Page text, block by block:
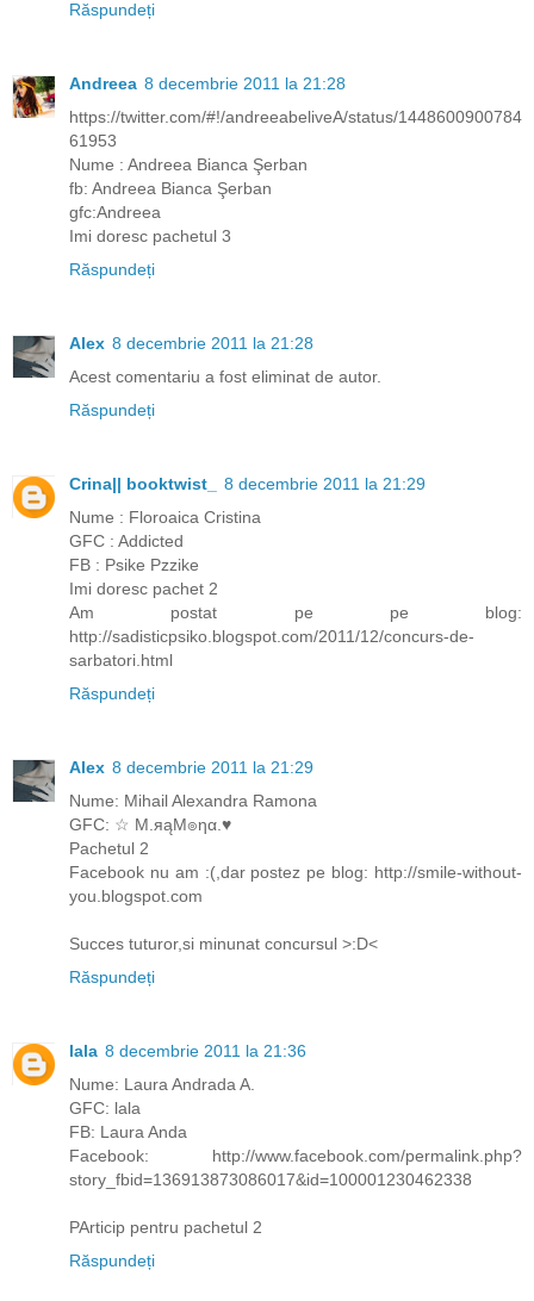
Răspundeți
Andreea 8 decembrie 2011 la 21:28
https://twitter.com/#!/andreeabeliveA/status/1448600900784
61953
Nume : Andreea Bianca Şerban
fb: Andreea Bianca Şerban
gfc:Andreea
Imi doresc pachetul 3
Răspundeți
Alex 8 decembrie 2011 la 21:28
Acest comentariu a fost eliminat de autor.
Răspundeți
Crina|| booktwist_
8 decembrie 2011 la 21:29
Nume : Floroaica Cristina
GFC : Addicted
FB : Psike Pzzike
Imi doresc pachet 2
Am postat pe pe blog:
http://sadisticpsiko.blogspot.com/2011/12/concurs-de-
sarbatori.html
Răspundeți
Alex 8 decembrie 2011 la 21:29
Nume: Mihail Alexandra Ramona
GFC: ☆ M.яąM๏ηα.♥
Pachetul 2
Facebook nu am :(,dar postez pe blog: http://smile-without-
you.blogspot.com
Succes tuturor,si minunat concursul >:D<
Răspundeți
lala 8 decembrie 2011 la 21:36
Nume: Laura Andrada A.
GFC: lala
FB: Laura Anda
Facebook: http://www.facebook.com/permalink.php?
story_fbid=136913873086017&id=100001230462338
PArticip pentru pachetul 2
Răspundeți